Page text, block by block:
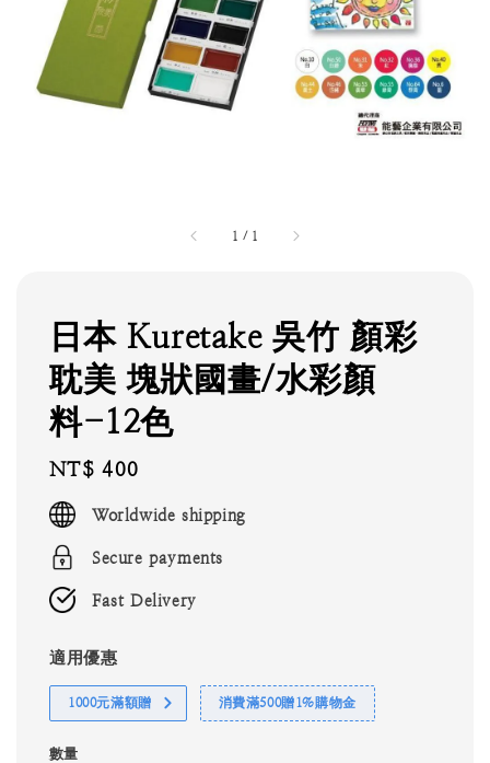
1 / 1
日本 Kuretake 吳竹 顏彩
耽美 塊狀國畫/水彩顏
料-12色
Regular
price
NT$ 400
Worldwide shipping
Secure payments
Fast Delivery
適用優惠
1000元滿額贈 消費滿500贈1%購物金
數量